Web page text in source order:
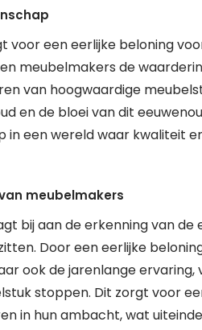
voor een eerlijke beloning
meubelmakers de
van hoogwaardige
en de bloei van dit
een wereld waar kwaliteit
meubelmakers
bij aan de erkenning van de
Door een eerlijke
ook de jarenlange ervaring,
stoppen. Dit zorgt voor
in hun ambacht, wat